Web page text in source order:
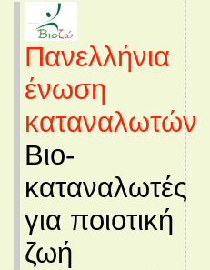
Πανελλήνια
ένωση
καταναλωτών
Βιο-
καταναλωτές
για ποιοτική
ζωή